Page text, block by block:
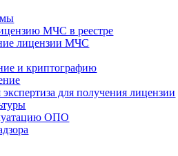
МЧС в реестре
лицензии МЧС
и криптографию
для получения лицензии
ОПО